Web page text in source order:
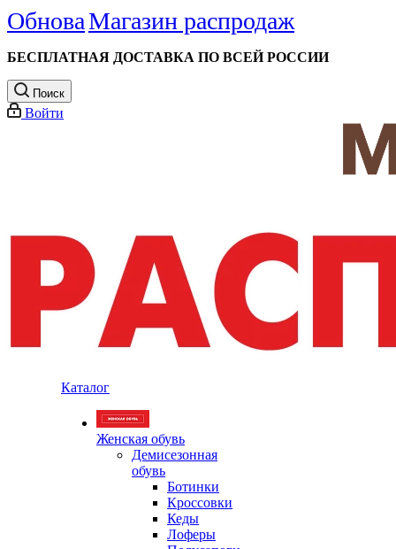
ОбноваМагазин распродаж
БЕСПЛАТНАЯ ДОСТАВКА ПО ВСЕЙ РОССИИ
Поиск
Войти
Каталог
Женская обувь
Демисезонная
обувь
Ботинки
Кроссовки
Кеды
Лоферы